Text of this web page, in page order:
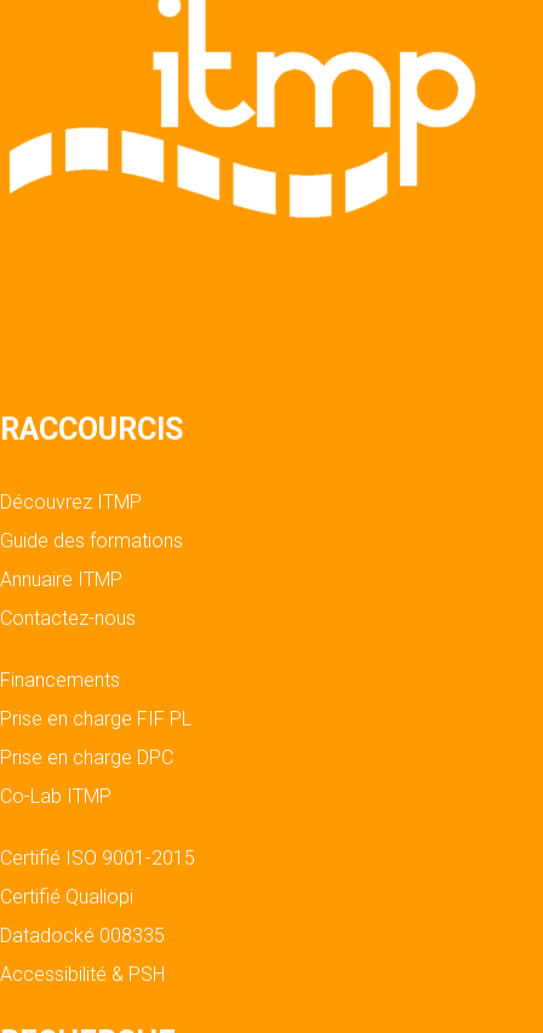
RACCOURCIS
Découvrez ITMP
Guide des formations
Annuaire ITMP
Contactez-nous
Financements
Prise en charge FIF PL
Prise en charge DPC
Co-Lab ITMP
Certifié ISO 9001-2015
Certifié Qualiopi
Datadocké 008335
Accessibilité & PSH